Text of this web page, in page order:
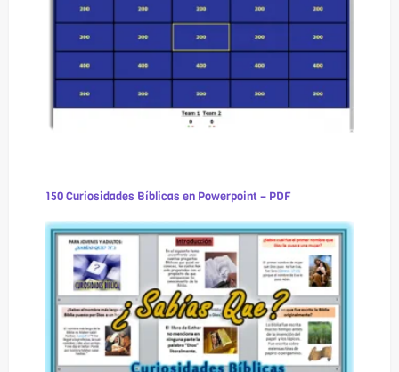
150 Curiosidades Bíblicas en Powerpoint – PDF